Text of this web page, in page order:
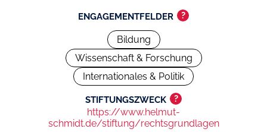
ENGAGEMENTFELDER ?
Bildung
Wissenschaft & Forschung
Internationales & Politik
STIFTUNGSZWECK ?
https://www.helmut-
schmidt.de/stiftung/rechtsgrundlagen